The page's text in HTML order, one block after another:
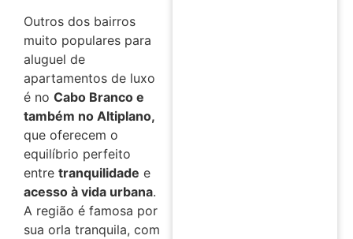
Outros dos bairros
muito populares para
aluguel de
apartamentos de luxo
é no Cabo Branco e
também no Altiplano,
que oferecem o
equilíbrio perfeito
entre tranquilidade e
acesso à vida urbana.
A região é famosa por
sua orla tranquila, com